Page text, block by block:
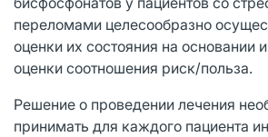
переломами целесообразно
оценки их состояния на основании
оценки соотношения риск/польза.
Решение о проведении лечения
принимать для каждого пациента